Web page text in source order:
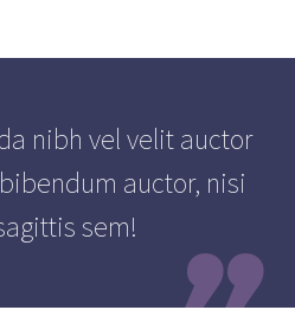
nibh vel velit auctor
auctor, nisi
sem!
